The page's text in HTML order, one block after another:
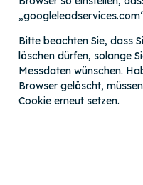
Bitte beachten Sie, dass
löschen dürfen, solange
Messdaten wünschen.
Browser gelöscht,
Cookie erneut setzen.